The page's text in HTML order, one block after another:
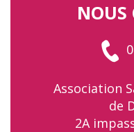
NOUS
Association
de
2A